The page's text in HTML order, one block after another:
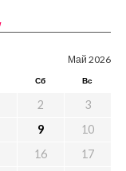
Май 2026
Сб Вс
2
3
9
10
16
17